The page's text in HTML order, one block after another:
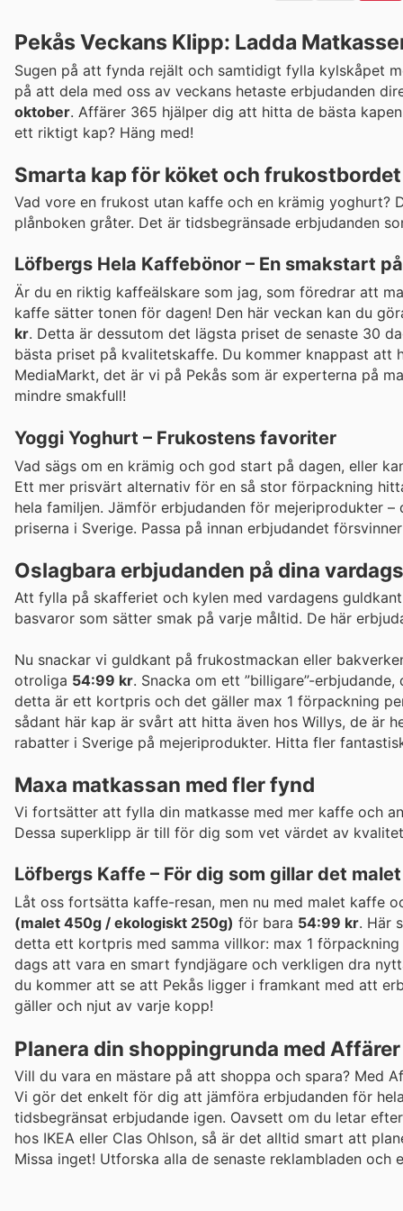
Pekås Veckans Klipp: Ladda
Sugen på att fynda rejält och samtidigt fylla kylskåpet
på att dela med oss av veckans hetaste erbjudanden
oktober. Affärer 365 hjälper dig att hitta de bästa
ett riktigt kap? Häng med!
Smarta kap för köket och frukostbordet
Vad vore en frukost utan kaffe och en krämig
plånboken gråter. Det är tidsbegränsade erbjudanden
Löfbergs Hela Kaffebönor – En smakstart
Är du en riktig kaffeälskare som jag, som föredrar att
kaffe sätter tonen för dagen! Den här veckan kan du
kr. Detta är dessutom det lägsta priset de senaste 30
bästa priset på kvalitetskaffe. Du kommer knappast att
MediaMarkt, det är vi på Pekås som är experterna på
mindre smakfull!
Yoggi Yoghurt – Frukostens favoriter
Vad sägs om en krämig och god start på dagen, eller
Ett mer prisvärt alternativ för en så stor förpackning
hela familjen. Jämför erbjudanden för mejeriprodukter
priserna i Sverige. Passa på innan erbjudandet
Oslagbara erbjudanden på dina
Att fylla på skafferiet och kylen med vardagens
basvaror som sätter smak på varje måltid. De här
Nu snackar vi guldkant på frukostmackan eller
otroliga 54:99 kr. Snacka om ett ”billigare”-
detta är ett kortpris och det gäller max 1 förpackning
sådant här kap är svårt att hitta även hos Willys, de är
rabatter i Sverige på mejeriprodukter. Hitta fler
Maxa matkassan med fler fynd
Vi fortsätter att fylla din matkasse med mer kaffe och
Dessa superklipp är till för dig som vet värdet av
Löfbergs Kaffe – För dig som gillar det
Låt oss fortsätta kaffe-resan, men nu med malet kaffe
(malet 450g / ekologiskt 250g) för bara 54:99 kr. Här
detta ett kortpris med samma villkor: max 1
dags att vara en smart fyndjägare och verkligen dra
du kommer att se att Pekås ligger i framkant med att
gäller och njut av varje kopp!
Planera din shoppingrunda med
Vill du vara en mästare på att shoppa och spara? Med
Vi gör det enkelt för dig att jämföra erbjudanden för
tidsbegränsat erbjudande igen. Oavsett om du letar
hos IKEA eller Clas Ohlson, så är det alltid smart att
Missa inget! Utforska alla de senaste reklambladen och